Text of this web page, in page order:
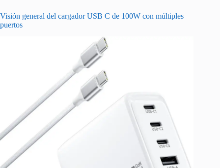
Visión general del cargador USB C de 100W con múltiples
puertos